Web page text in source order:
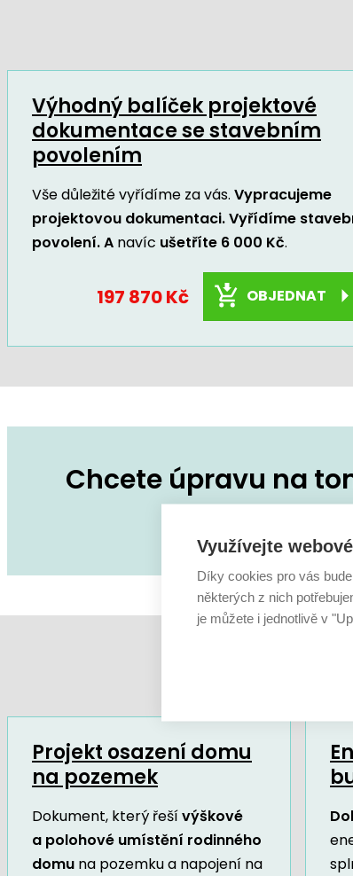
Výhodný balíček projektové
dokumentace se stavebním
povolením
Vše důležité vyřídíme za vás. Vypracujeme
projektovou dokumentaci. Vyřídíme
povolení. A navíc ušetříte 6 000 Kč.
197 870 Kč OBJEDNAT
Chcete úpravu na
Projekt osazení domu
na pozemek
Dokument, který řešívýškové
a polohové umístění rodinného
domu na pozemku a napojení na
Využívejte
Díky cookies pro vás
některých z nich
je můžete i jednotlivě v